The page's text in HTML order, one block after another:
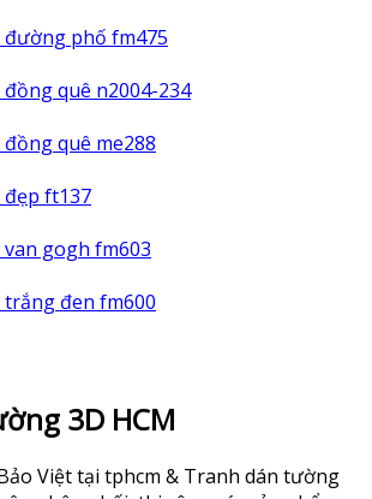
phố fm475
quê n2004-234
quê me288
ft137
gogh fm603
đen fm600
3D HCM
Việt tại tphcm & Tranh dán tường